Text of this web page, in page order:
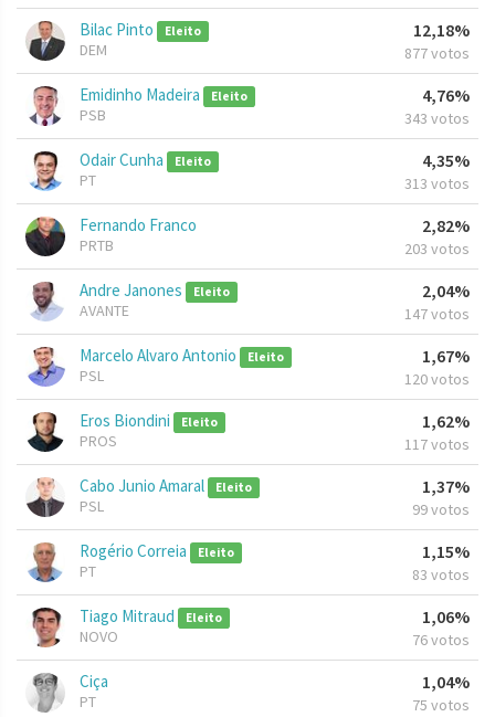
Bilac Pinto Eleito
DEM
12,18%
877 votos
Emidinho Madeira Eleito
PSB
4,76%
343 votos
Odair Cunha Eleito
PT
4,35%
313 votos
Fernando Franco
PRTB
2,82%
203 votos
Andre Janones Eleito
AVANTE
2,04%
147 votos
Marcelo Alvaro Antonio Eleito
PSL
1,67%
120 votos
Eros Biondini Eleito
PROS
1,62%
117 votos
Cabo Junio Amaral Eleito
PSL
1,37%
99 votos
Rogério Correia Eleito
PT
1,15%
83 votos
Tiago Mitraud Eleito
NOVO
1,06%
76 votos
Ciça
PT
1,04%
75 votos